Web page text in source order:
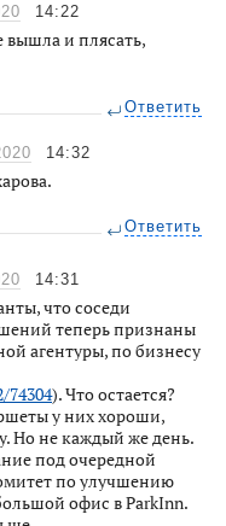
14:22
вышла и плясать,
Ответить
14:32
Ответить
14:31
что соседи
теперь признаны
агентуры, по бизнесу
74304). Что остается?
у них хороши,
Но не каждый же день.
под очередной
по улучшению
офис в ParkInn.